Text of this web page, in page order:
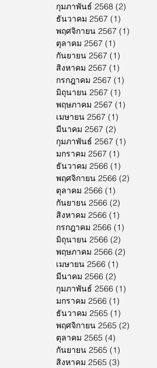
กุมภาพันธ์ 2568 (2)
ธันวาคม 2567 (1)
พฤศจิกายน 2567 (1)
ตุลาคม 2567 (1)
กันยายน 2567 (1)
สิงหาคม 2567 (1)
กรกฎาคม 2567 (1)
มิถุนายน 2567 (1)
พฤษภาคม 2567 (1)
เมษายน 2567 (1)
มีนาคม 2567 (2)
กุมภาพันธ์ 2567 (1)
มกราคม 2567 (1)
ธันวาคม 2566 (1)
พฤศจิกายน 2566 (2)
ตุลาคม 2566 (1)
กันยายน 2566 (2)
สิงหาคม 2566 (1)
กรกฎาคม 2566 (1)
มิถุนายน 2566 (2)
พฤษภาคม 2566 (2)
เมษายน 2566 (1)
มีนาคม 2566 (2)
กุมภาพันธ์ 2566 (1)
มกราคม 2566 (1)
ธันวาคม 2565 (1)
พฤศจิกายน 2565 (2)
ตุลาคม 2565 (4)
กันยายน 2565 (1)
สิงหาคม 2565 (3)